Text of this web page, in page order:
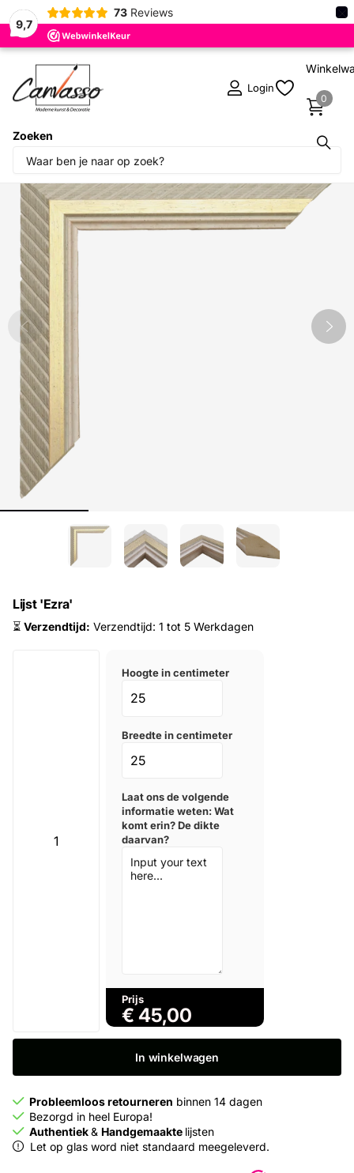
9,7
73 Reviews ×
Zoeken
Login
0
Deel dit product
Lijst 'Ezra'
⏳ Verzendtijd: Verzendtijd: 1 tot 5 Werkdagen
Hoogte in centimeter
Breedte in centimeter
Laat ons de volgende
informatie weten: Wat
komt erin? De dikte
daarvan?
Prijs
€ 45,00
In winkelwagen
Probleemloos retourneren binnen 14 dagen
Bezorgd in heel Europa!
Authentiek& Handgemaakte lijsten
Let op glas word niet standaard meegeleverd.